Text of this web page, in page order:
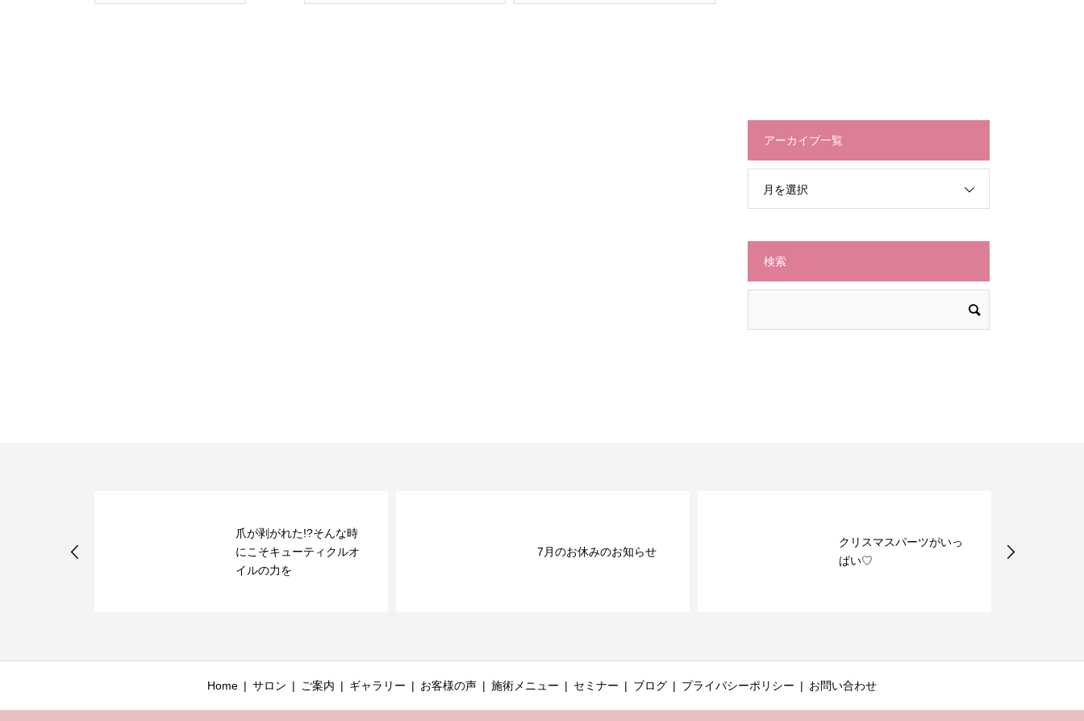
アーカイブ一覧
月を選択
検索
爪が剥がれた!?そんな時
にこそキューティクルオ
イルの力を
7月のお休みのお知らせ
クリスマスパーツがいっ
ぱい♡
Home サロン ご案内 ギャラリー お客様の声 施術メニュー セミナー ブログ プライバシーポリシー お問い合わせ